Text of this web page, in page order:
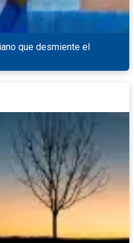
que desmiente el